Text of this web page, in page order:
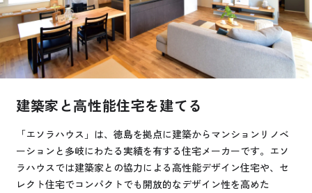
ご利用者の声・実例
お役立ち情報
YOUTUBE
プライバシーポリシー
建築家と高性能住宅を建てる
「エソラハウス」は、徳島を拠点に建築からマンションリノベ
ーションと多岐にわたる実績を有する住宅メーカーです。エソ
ラハウスでは建築家との協力による高性能デザイン住宅や、セ
レクト住宅でコンパクトでも開放的なデザイン性を高めた